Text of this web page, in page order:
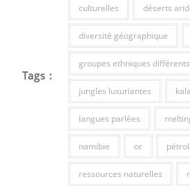
Tags :
culturelles déserts
diversité géographique
groupes ethniques différents
jungles luxuriantes
langues parlées
namibie or
ressources naturelles